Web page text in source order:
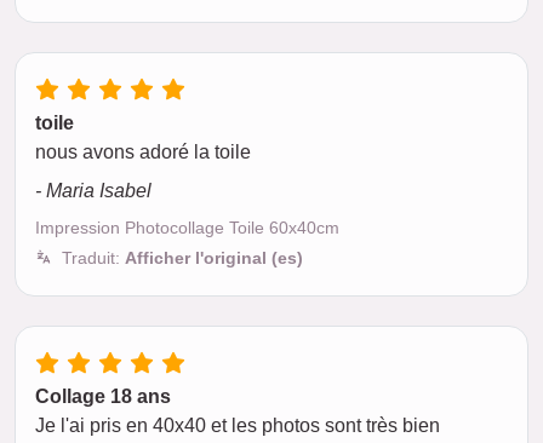
toile
nous avons adoré la toile
- Maria Isabel
Impression Photocollage Toile 60x40cm
Traduit: Afficher l'original (es)
Collage 18 ans
Je l'ai pris en 40x40 et les photos sont très bien